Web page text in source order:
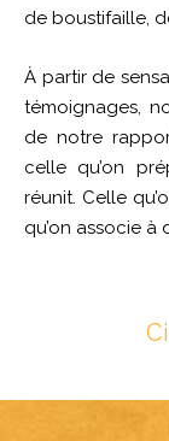
de boustifaille,
À partir de
témoignages,
de notre
celle qu’on
réunit. Celle
qu’on associe à